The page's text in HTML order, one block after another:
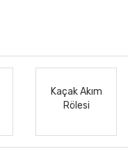
Kaçak Akım
Rölesi